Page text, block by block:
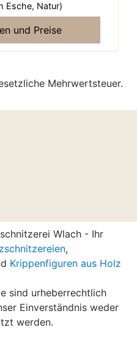
Esche, Natur)
und Preise
Mehrwertsteuer.
Wlach - Ihr
,
Krippenfiguren aus Holz
sind urheberrechtlich
Einverständnis weder
werden.